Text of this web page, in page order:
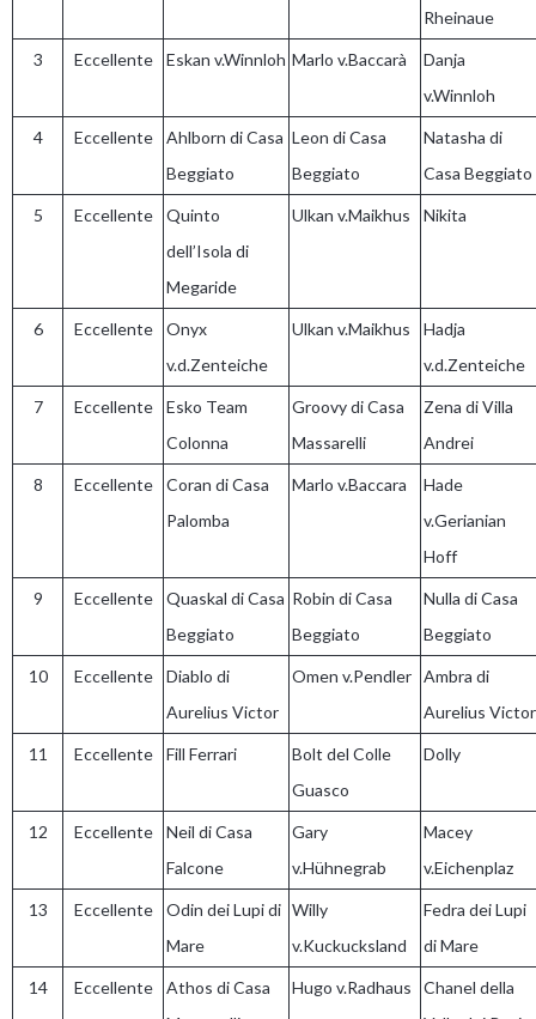
Rheinaue
3 Eccellente Eskan v.Winnloh Marlo v.Baccarà
Danja
v.Winnloh
4 Eccellente
Ahlborn di Casa
Beggiato
Leon di Casa
Beggiato
Natasha di
Casa Beggiato
5 Eccellente
Quinto
dell’Isola di
Megaride
Ulkan v.Maikhus Nikita
6 Eccellente
Onyx
v.d.Zenteiche
Ulkan v.Maikhus
Hadja
v.d.Zenteiche
7 Eccellente
Esko Team
Colonna
Groovy di Casa
Massarelli
Zena di Villa
Andrei
8 Eccellente
Coran di Casa
Palomba
Marlo v.Baccara
Hade
v.Gerianian
Hoff
9 Eccellente
Quaskal di Casa
Beggiato
Robin di Casa
Beggiato
Nulla di Casa
Beggiato
10 Eccellente
Diablo di
Aurelius Victor
Omen v.Pendler Ambra di
Aurelius Victor
11 Eccellente Fill Ferrari
Bolt del Colle
Guasco
Dolly
12 Eccellente
Neil di Casa
Falcone
Gary
v.Hühnegrab
Macey
v.Eichenplaz
13 Eccellente
Odin dei Lupi di
Mare
Willy
v.Kuckucksland
Fedra dei Lupi
di Mare
14 Eccellente
Athos di Casa
Hugo v.Radhaus
Chanel della